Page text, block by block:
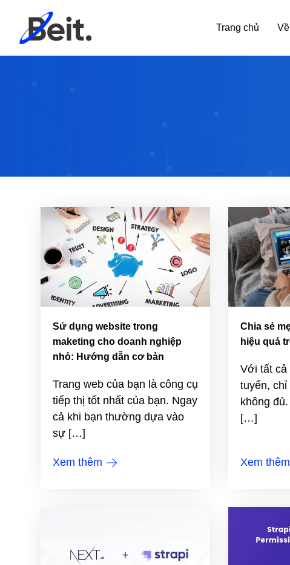
Trang chủ
Sử dụng website trong
maketing cho doanh nghiệp
nhỏ: Hướng dẫn cơ bản
Trang web của bạn là công cụ
tiếp thị tốt nhất của bạn. Ngay
cả khi bạn thường dựa vào
sự […]
Xem thêm
Chia sẻ
hiệu quả
Với tất cả
tuyến, chỉ
không
[…]
Xem thêm